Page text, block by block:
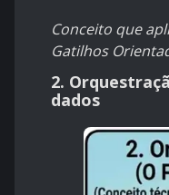
Conceito que
Gatilhos
2.
dados